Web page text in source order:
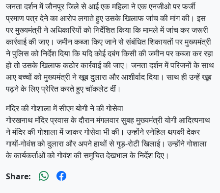
जनता दर्शन में जौनपुर जिले से आई एक महिला ने एक एनजीओ पर फर्जी
प्रमाण पत्र देने का आरोप लगाते हुए उसके खिलाफ जांच की मांग की। इस
पर मुख्यमंत्री ने अधिकारियों को निर्देशित किया कि मामले में जांच कर जरूरी
कार्रवाई की जाए। जमीन कब्जा किए जाने से संबंधित शिकायतों पर मुख्यमंत्री
ने पुलिस को निर्देश दिया कि यदि कोई दबंग किसी की जमीन पर कब्जा कर रहा
हो तो उसके खिलाफ कठोर कार्रवाई की जाए। जनता दर्शन में परिजनों के साथ
आए बच्चों को मुख्यमंत्री ने खूब दुलारा और आशीर्वाद दिया। साथ ही उन्हें खूब
पढ़ने के लिए प्रेरित करते हुए चॉकलेट दीं।
मंदिर की गोशाला में सीएम योगी ने की गोसेवा
गोरखनाथ मंदिर प्रवास के दौरान मंगलवार सुबह मुख्यमंत्री योगी आदित्यनाथ
ने मंदिर की गोशाला में जाकर गोसेवा भी की। उन्होंने स्नेहिल थपकी देकर
गायों-गोवंश को दुलारा और अपने हाथों से गुड़-रोटी खिलाई। उन्होंने गोशाला
के कार्यकर्ताओं को गोवंश की समुचित देखभाल के निर्देश दिए।
Share: